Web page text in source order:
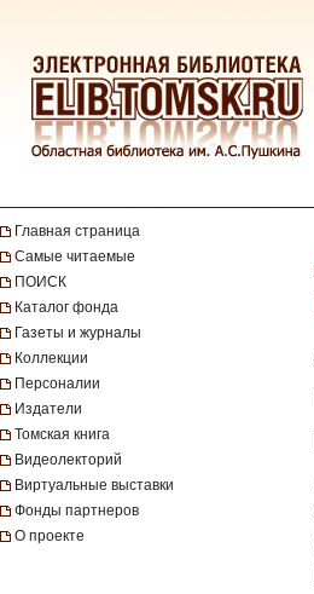
Главная страница
Самые читаемые
ПОИСК
Каталог фонда
Газеты и журналы
Коллекции
Персоналии
Издатели
Томская книга
Видеолекторий
Виртуальные выставки
Фонды партнеров
О проекте